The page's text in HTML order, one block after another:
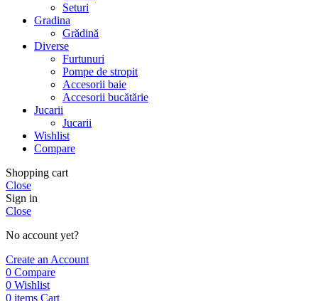
Seturi
Gradina
Grădină
Diverse
Furtunuri
Pompe de stropit
Accesorii baie
Accesorii bucătărie
Jucarii
Jucarii
Wishlist
Compare
Shopping cart
Close
Sign in
Close
No account yet?
Create an Account
0 Compare
0 Wishlist
0 items Cart